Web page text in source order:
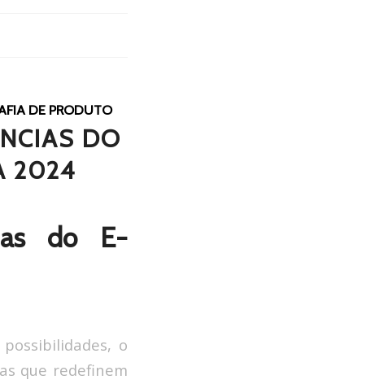
DE PRODUTO
DO
2024
do E-
o
que redefinem